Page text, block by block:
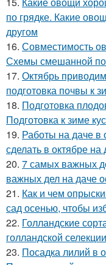
по грядке. Какие
другом
16. Совместимость
Схемы смешанной
17. Октябрь
подготовка почвы к
18. Подготовка
Подготовка к зиме
19. Работы на даче в
сделать в октябре на
20. 7 самых важных
важных дел на даче
21. Как и чем
сад осенью, чтобы
22. Голландские
голландской селекции
23. Посадка лилий в